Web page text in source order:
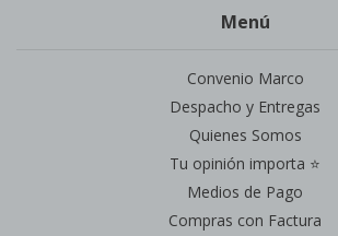
Menú
Convenio Marco
Despacho y Entregas
Quienes Somos
Tu opinión importa ⭐
Medios de Pago
Compras con Factura